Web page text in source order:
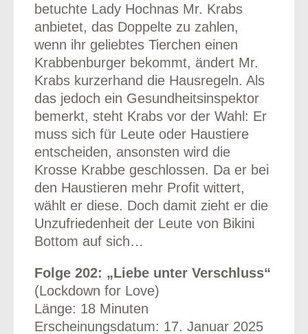
betuchte Lady Hochnas Mr. Krabs
anbietet, das Doppelte zu zahlen,
wenn ihr geliebtes Tierchen einen
Krabbenburger bekommt, ändert Mr.
Krabs kurzerhand die Hausregeln. Als
das jedoch ein Gesundheitsinspektor
bemerkt, steht Krabs vor der Wahl: Er
muss sich für Leute oder Haustiere
entscheiden, ansonsten wird die
Krosse Krabbe geschlossen. Da er bei
den Haustieren mehr Profit wittert,
wählt er diese. Doch damit zieht er die
Unzufriedenheit der Leute von Bikini
Bottom auf sich…
Folge 202: „Liebe unter Verschluss“
(Lockdown for Love)
Länge: 18 Minuten
Erscheinungsdatum: 17. Januar 2025